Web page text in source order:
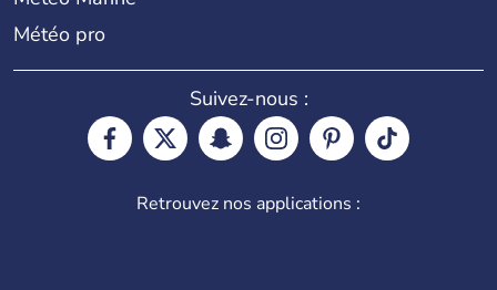
Météo pro
Suivez-nous :
Retrouvez nos applications :